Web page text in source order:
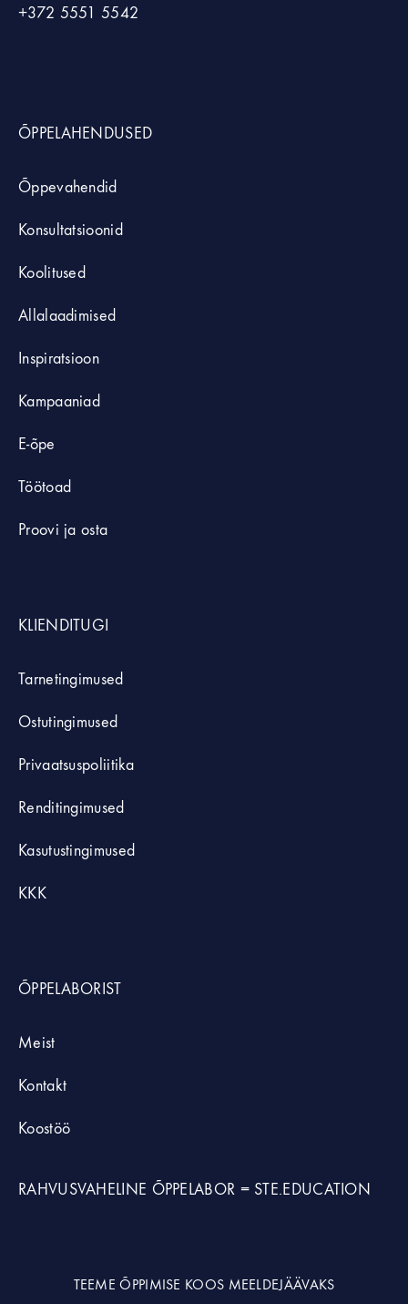
+372 5551 5542
ÕPPELAHENDUSED
Õppevahendid
Konsultatsioonid
Koolitused
Allalaadimised
Inspiratsioon
Kampaaniad
E-õpe
Töötoad
Proovi ja osta
KLIENDITUGI
Tarnetingimused
Ostutingimused
Privaatsuspoliitika
Renditingimused
Kasutustingimused
KKK
ÕPPELABORIST
Meist
Kontakt
Koostöö
RAHVUSVAHELINE ÕPPELABOR = STE.EDUCATION
TEEME ÕPPIMISE KOOS MEELDEJÄÄVAKS